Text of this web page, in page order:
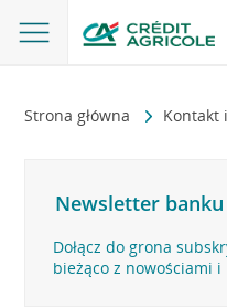
Strona główna Kontakt
Newsletter
Dołącz do grona
bieżąco z nowościami